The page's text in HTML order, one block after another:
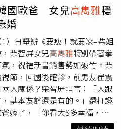
國歐爸 女兒高雋雅穩
婚
1）日舉辦《要瘦！就要滾–柴姐
柴智屏女兒高雋雅特別帶著拳
，祝福新書銷售勢如破竹。柴
節，回國後確診，前男友崔震
人關係？柴智屏坦言：「人跟
基本友誼還是有的。」還打趣
嫁了，「你看大S多幸福，我
曾和大S合作《轉角遇到愛》